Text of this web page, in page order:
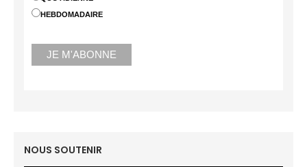
HEBDOMADAIRE
NOUS SOUTENIR